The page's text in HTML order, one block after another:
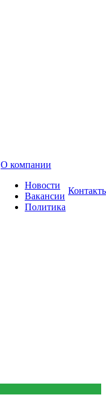
О компании
Новости
Вакансии
Политика